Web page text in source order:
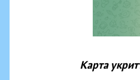
Карта